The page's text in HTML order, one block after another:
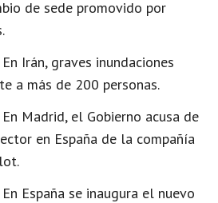
de sede promovido por
En Irán, graves inundaciones
a más de 200 personas.
En Madrid, el Gobierno acusa de
en España de la compañía
En España se inaugura el nuevo